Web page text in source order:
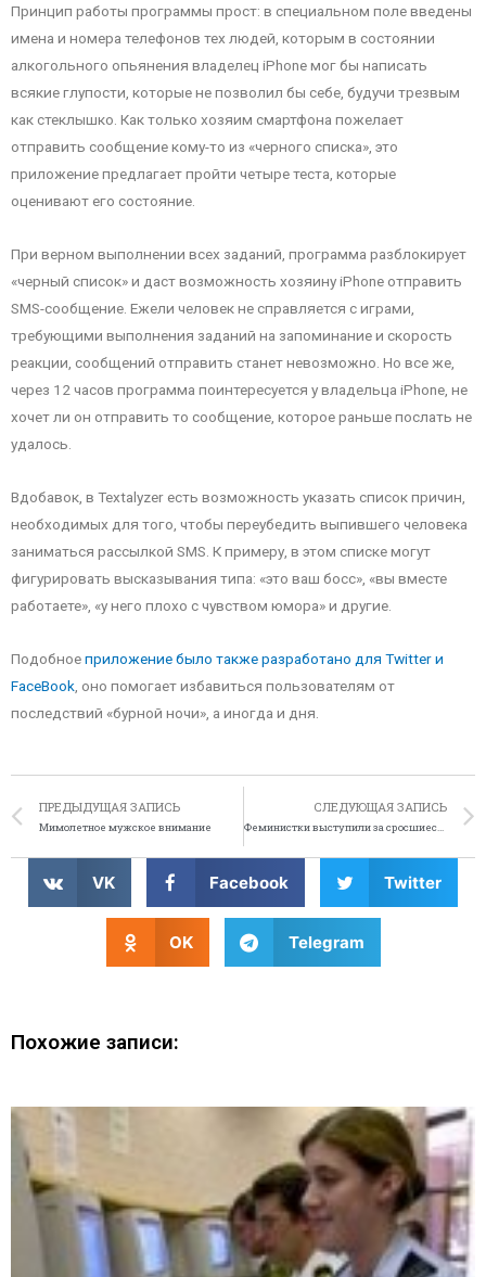
Принцип работы программы прост: в специальном поле введены
имена и номера телефонов тех людей, которым в состоянии
алкогольного опьянения владелец iPhone мог бы написать
всякие глупости, которые не позволил бы себе, будучи трезвым
как стеклышко. Как только хозяим смартфона пожелает
отправить сообщение кому-то из «черного списка», это
приложение предлагает пройти четыре теста, которые
оценивают его состояние.
При верном выполнении всех заданий, программа разблокирует
«черный список» и даст возможность хозяину iPhone отправить
SMS-сообщение. Ежели человек не справляется с играми,
требующими выполнения заданий на запоминание и скорость
реакции, сообщений отправить станет невозможно. Но все же,
через 12 часов программа поинтересуется у владельца iPhone, не
хочет ли он отправить то сообщение, которое раньше послать не
удалось.
Вдобавок, в Textalyzer есть возможность указать список причин,
необходимых для того, чтобы переубедить выпившего человека
заниматься рассылкой SMS. К примеру, в этом списке могут
фигурировать высказывания типа: «это ваш босс», «вы вместе
работаете», «у него плохо с чувством юмора» и другие.
Подобноеприложение было также разработано для Twitter и
FaceBook , оно помогает избавиться пользователям от
последствий «бурной ночи», а иногда и дня.
ПРЕДЫДУЩАЯ ЗАПИСЬ
Мимолетное мужское внимание
СЛЕДУЮЩАЯ ЗАПИСЬ
Феминистки выступили за сросшиеся брови
VK Facebook Twitter
OK Telegram
Похожие записи: